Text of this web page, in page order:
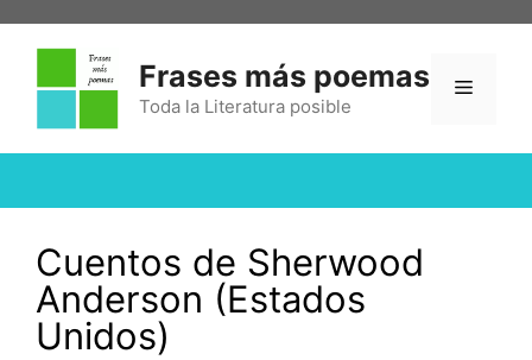
Frases más poemas
Toda la Literatura posible
Cuentos de Sherwood
Anderson (Estados
Unidos)